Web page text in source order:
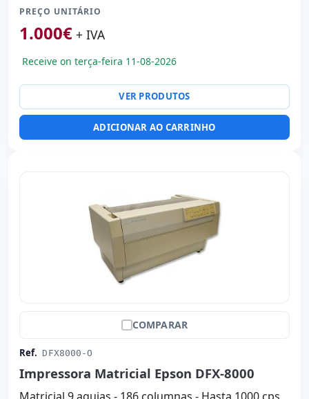
Cópias: Velocidade 10 cps · Nº de cópias 9
Consumível: Fita (novo)
Dimensões: 70x38x36 cm.
PREÇO UNITÁRIO
1.000€ + IVA
Receive on terça-feira 11-08-2026
VER PRODUTOS
ADICIONAR AO CARRINHO
COMPARAR
Ref. DFX8000-O
Impressora Matricial Epson DFX-8000